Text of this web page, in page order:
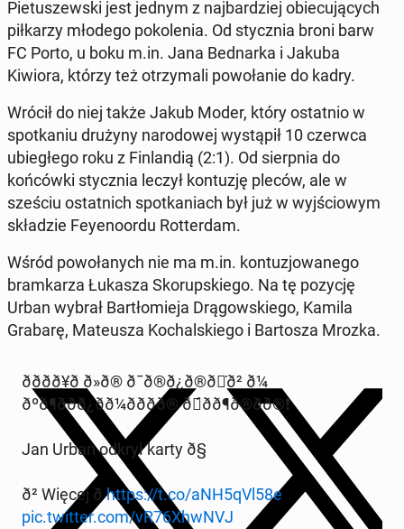
Pietuszews­ki jest jednym z na­jbardziej obiecu­ją­cych
piłkarzy młodego pokole­nia. Od sty­cz­nia broni barw
FC Porto, u boku m.in. Jana Bed­nar­ka i Jakuba
Kiwiora, którzy też otrzy­mali powołanie do kadry.
Wrócił do niej także Jakub Moder, który os­tat­nio w
spotka­niu drużyny nar­o­dowej wys­tąpił 10 czerwca
ubiegłego roku z Fin­landią (2:1). Od sierp­nia do
końców­ki sty­cz­nia leczył kon­tuzję pleców, ale w
sześciu os­tat­nich spotka­ni­ach był już w wyjś­ciowym
składzie Feyeno­or­du Rot­ter­dam.
Wśród powołanych nie ma m.in. kon­tuzjowanego
bramkarza Łukasza Sko­rup­skiego. Na tę pozycję
Urban wybrał Bartłomie­ja Drą­gowskiego, Kamila
Grabarę, Ma­teusza Kochal­skiego i Bar­tosza Mrozka.
ðððð¥ð ð»ð® ð¯ð®ð¿ð®ð̇ð² ð¼
ðºð¶ððð¿ðð¼ðððð® ð́ðð¶ð®ðð®❗
Jan Urban odkrył karty ð§
ð² Więcej ðhttps://t.co/aNH5qVl58e
pic.twitter.com/vR76XhwNVJ